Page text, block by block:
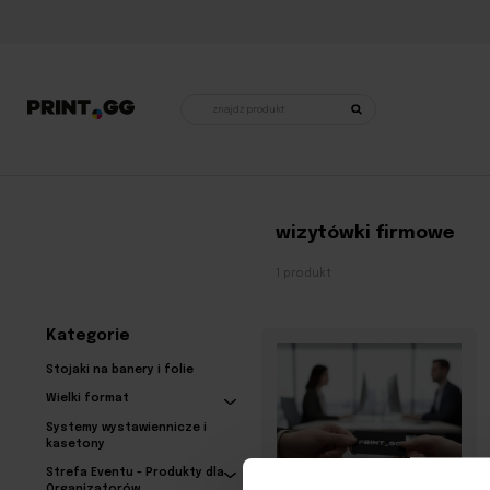
produktów
wizytówki firmowe
1 produkt
Kategorie
Stojaki na banery i folie
Wielki format
Systemy wystawiennicze i
kasetony
Strefa Eventu - Produkty dla